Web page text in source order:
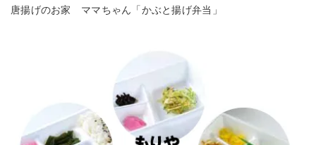
唐揚げのお家 ママちゃん「かぶと揚げ弁当」